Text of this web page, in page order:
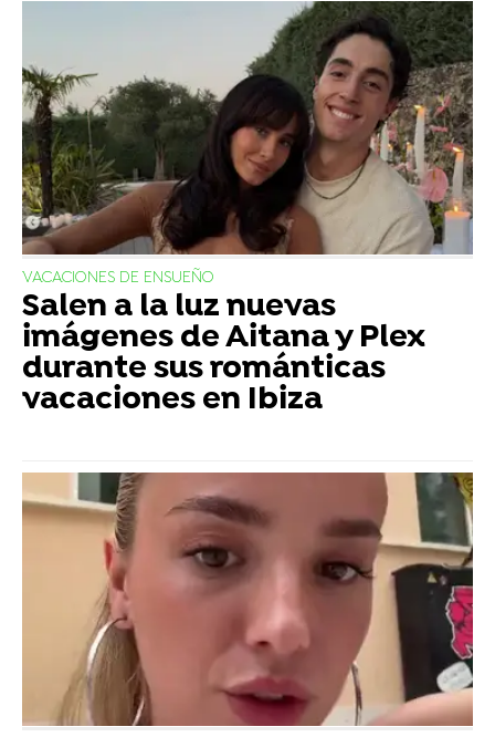
VACACIONES DE ENSUEÑO
Salen a la luz nuevas
imágenes de Aitana y Plex
durante sus románticas
vacaciones en Ibiza